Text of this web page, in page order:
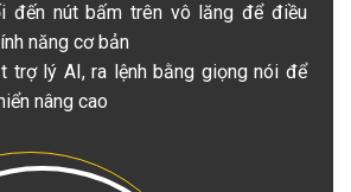
đến nút bấm trên vô lăng để điều
năng cơ bản
trợ lý AI, ra lệnh bằng giọng nói để
nâng cao